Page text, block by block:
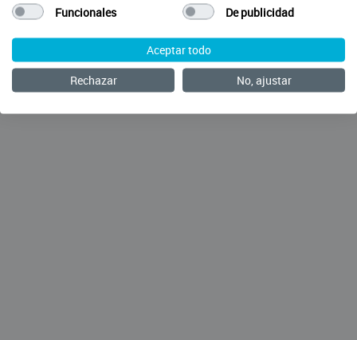
Funcionales
De publicidad
Aceptar todo
Rechazar
No, ajustar